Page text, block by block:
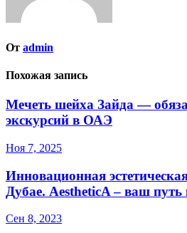
От admin
Похожая запись
Мечеть шейха Зайда —
экскурсий в ОАЭ
Ноя 7, 2025
Инновационная
Дубае. AestheticA – ваш
Сен 8, 2023